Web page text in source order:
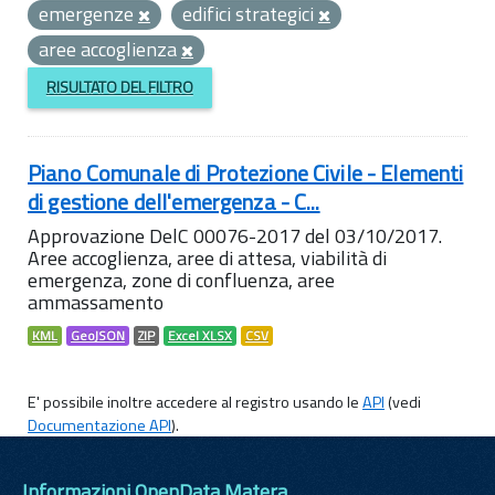
emergenze
edifici strategici
aree accoglienza
RISULTATO DEL FILTRO
Piano Comunale di Protezione Civile - Elementi
di gestione dell'emergenza - C...
Approvazione DelC 00076-2017 del 03/10/2017.
Aree accoglienza, aree di attesa, viabilità di
emergenza, zone di confluenza, aree
ammassamento
KML GeoJSON ZIP Excel XLSX CSV
E' possibile inoltre accedere al registro usando leAPI(vedi
Documentazione API).